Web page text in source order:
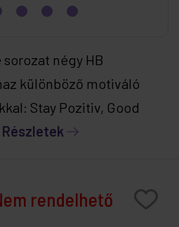
sorozat négy HB
különböző motiváló
Stay Pozitiv, Good
Részletek
rendelhető